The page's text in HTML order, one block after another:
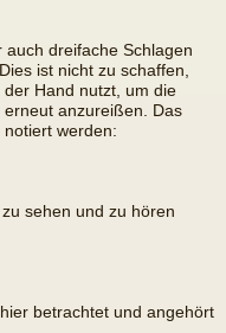
auch dreifache Schlagen
ist nicht zu schaffen,
Hand nutzt, um die
erneut anzureißen. Das
werden:
sehen und zu hören
betrachtet und angehört